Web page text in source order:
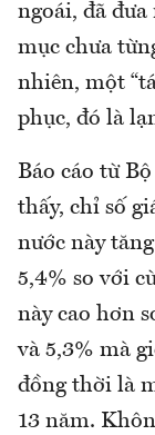
ngoái, đã
mục chưa
nhiên, một
phục, đó là
Báo cáo từ
thấy, chỉ số
nước này
5,4% so với
này cao hơn
và 5,3% mà
đồng thời là
13 năm.